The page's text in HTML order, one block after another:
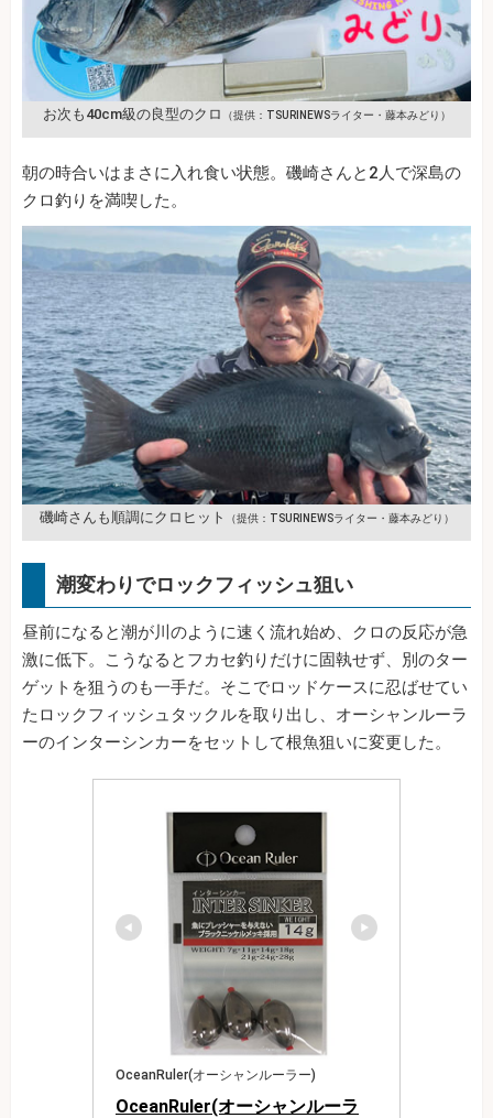
お次も40cm級の良型のクロ （提供：TSURINEWSライター・藤本みどり）
朝の時合いはまさに入れ食い状態。磯崎さんと2人で深島の
クロ釣りを満喫した。
磯崎さんも順調にクロヒット （提供：TSURINEWSライター・藤本みどり）
潮変わりでロックフィッシュ狙い
昼前になると潮が川のように速く流れ始め、クロの反応が急
激に低下。こうなるとフカセ釣りだけに固執せず、別のター
ゲットを狙うのも一手だ。そこでロッドケースに忍ばせてい
たロックフィッシュタックルを取り出し、オーシャンルーラ
ーのインターシンカーをセットして根魚狙いに変更した。
OceanRuler(オーシャンルーラー)
OceanRuler(オーシャンルーラ